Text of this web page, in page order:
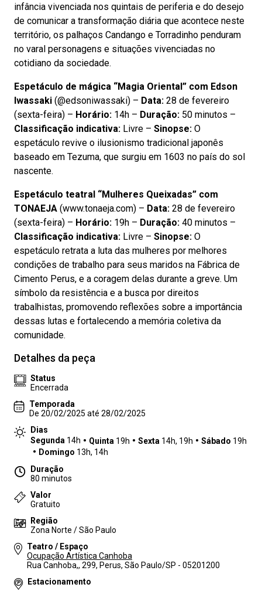
infância vivenciada nos quintais de periferia e do desejo
de comunicar a transformação diária que acontece neste
território, os palhaços Candango e Torradinho penduram
no varal personagens e situações vivenciadas no
cotidiano da sociedade.
Espetáculo de mágica “Magia Oriental” com Edson
Iwassaki (@edsoniwassaki) – Data: 28 de fevereiro
(sexta-feira) – Horário: 14h – Duração: 50 minutos –
Classificação indicativa: Livre – Sinopse: O
espetáculo revive o ilusionismo tradicional japonês
baseado em Tezuma, que surgiu em 1603 no país do sol
nascente.
Espetáculo teatral “Mulheres Queixadas” com
TONAEJA (www.tonaeja.com) – Data: 28 de fevereiro
(sexta-feira) – Horário: 19h – Duração: 40 minutos –
Classificação indicativa: Livre – Sinopse: O
espetáculo retrata a luta das mulheres por melhores
condições de trabalho para seus maridos na Fábrica de
Cimento Perus, e a coragem delas durante a greve. Um
símbolo da resistência e a busca por direitos
trabalhistas, promovendo reflexões sobre a importância
dessas lutas e fortalecendo a memória coletiva da
comunidade.
Detalhes da peça
Status
Encerrada
Temporada
De 20/02/2025 até 28/02/2025
Dias
Segunda 14h Quinta 19h Sexta 14h, 19h Sábado 19h
Domingo 13h, 14h
Duração
80 minutos
Valor
Gratuito
Região
Zona Norte / São Paulo
Teatro / Espaço
Ocupação Artística Canhoba
Rua Canhoba,, 299, Perus, São Paulo/SP - 05201200
Estacionamento